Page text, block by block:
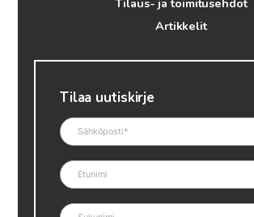
Tilaus- ja toimitusehdot
Artikkelit
Tilaa uutiskirje